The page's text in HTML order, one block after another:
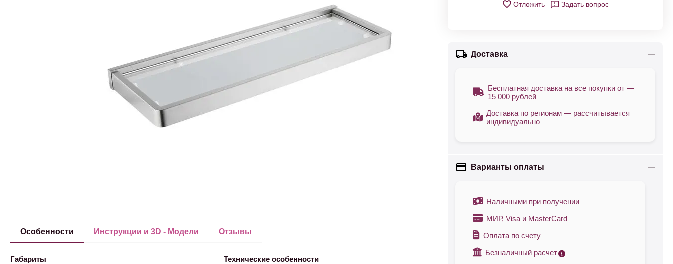
Отложить Задать вопрос
Доставка
Бесплатная доставка на все покупки от —
15 000 рублей
Доставка по регионам — рассчитывается
индивидуально
Варианты оплаты
Наличными при получении
МИР, Visa и MasterCard
Оплата по счету
Безналичный расчет
Особенности Инструкции и 3D - Модели Отзывы
Габариты Технические особенности